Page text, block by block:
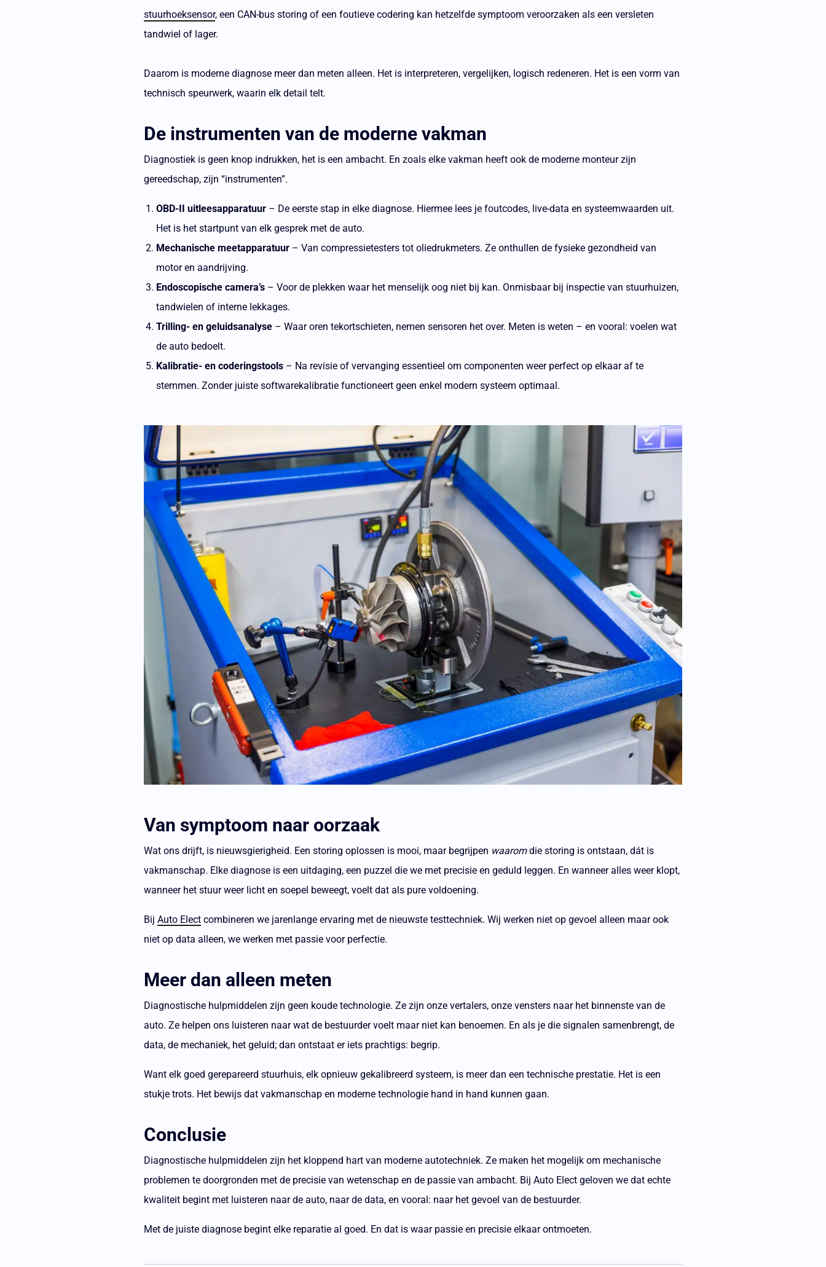
stuurhoeksensor, een CAN-bus storing of een foutieve codering kan hetzelfde symptoom veroorzaken als een versleten
tandwiel of lager.
Daarom is moderne diagnose meer dan meten alleen. Het is interpreteren, vergelijken, logisch redeneren. Het is een vorm van
technisch speurwerk, waarin elk detail telt.
De instrumenten van de moderne vakman
Diagnostiek is geen knop indrukken, het is een ambacht. En zoals elke vakman heeft ook de moderne monteur zijn
gereedschap, zijn “instrumenten”.
OBD-II uitleesapparatuur – De eerste stap in elke diagnose. Hiermee lees je foutcodes, live-data en systeemwaarden uit.
Het is het startpunt van elk gesprek met de auto.
Mechanische meetapparatuur – Van compressietesters tot oliedrukmeters. Ze onthullen de fysieke gezondheid van
motor en aandrijving.
Endoscopische camera’s – Voor de plekken waar het menselijk oog niet bij kan. Onmisbaar bij inspectie van stuurhuizen,
tandwielen of interne lekkages.
Trilling- en geluidsanalyse – Waar oren tekortschieten, nemen sensoren het over. Meten is weten – en vooral: voelen wat
de auto bedoelt.
Kalibratie- en coderingstools – Na revisie of vervanging essentieel om componenten weer perfect op elkaar af te
stemmen. Zonder juiste softwarekalibratie functioneert geen enkel modern systeem optimaal.
Van symptoom naar oorzaak
Wat ons drijft, is nieuwsgierigheid. Een storing oplossen is mooi, maar begrijpen waaromdie storing is ontstaan, dát is
vakmanschap. Elke diagnose is een uitdaging, een puzzel die we met precisie en geduld leggen. En wanneer alles weer klopt,
wanneer het stuur weer licht en soepel beweegt, voelt dat als pure voldoening.
Bij Auto Elect combineren we jarenlange ervaring met de nieuwste testtechniek. Wij werken niet op gevoel alleen maar ook
niet op data alleen, we werken met passie voor perfectie.
Meer dan alleen meten
Diagnostische hulpmiddelen zijn geen koude technologie. Ze zijn onze vertalers, onze vensters naar het binnenste van de
auto. Ze helpen ons luisteren naar wat de bestuurder voelt maar niet kan benoemen. En als je die signalen samenbrengt, de
data, de mechaniek, het geluid; dan ontstaat er iets prachtigs: begrip.
Want elk goed gerepareerd stuurhuis, elk opnieuw gekalibreerd systeem, is meer dan een technische prestatie. Het is een
stukje trots. Het bewijs dat vakmanschap en moderne technologie hand in hand kunnen gaan.
Conclusie
Diagnostische hulpmiddelen zijn het kloppend hart van moderne autotechniek. Ze maken het mogelijk om mechanische
problemen te doorgronden met de precisie van wetenschap en de passie van ambacht. Bij Auto Elect geloven we dat echte
kwaliteit begint met luisteren naar de auto, naar de data, en vooral: naar het gevoel van de bestuurder.
Met de juiste diagnose begint elke reparatie al goed. En dat is waar passie en precisie elkaar ontmoeten.